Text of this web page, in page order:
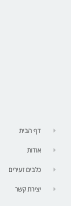
דף הבית
אודות
כלבים זעירים
יצירת קשר